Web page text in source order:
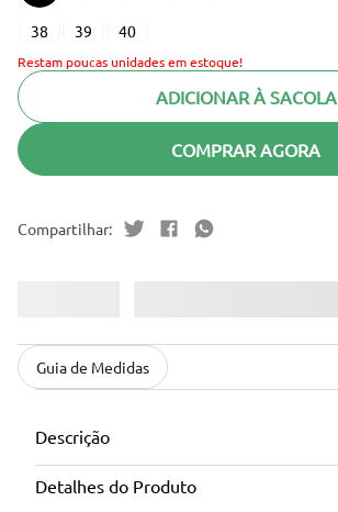
38 39 40
Restam poucas unidades em estoque!
ADICIONAR À SACOLA
COMPRAR AGORA
Guia de Medidas
Descrição
Detalhes do Produto